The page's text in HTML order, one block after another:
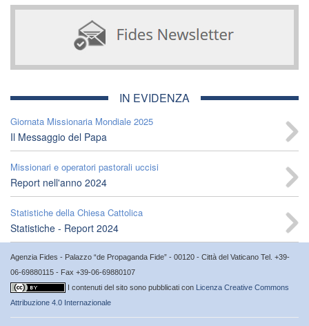
IN EVIDENZA
Giornata Missionaria Mondiale 2025
Il Messaggio del Papa
Missionari e operatori pastorali uccisi
Report nell'anno 2024
Statistiche della Chiesa Cattolica
Statistiche - Report 2024
Agenzia Fides - Palazzo “de Propaganda Fide” - 00120 - Città del Vaticano Tel. +39-
06-69880115 - Fax +39-06-69880107
I contenuti del sito sono pubblicati con Licenza Creative Commons
Attribuzione 4.0 Internazionale